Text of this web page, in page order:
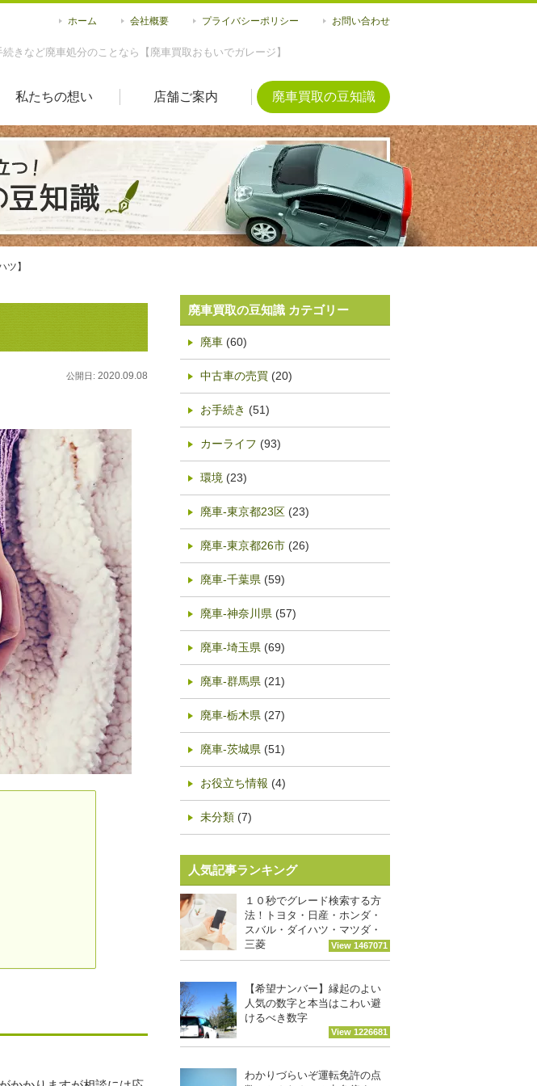
きなど廃車処分のことなら【廃車買取おもいでガレージ】
ホーム 会社概要 プライバシーポリシー お問い合わせ
私たちの想い 店舗ご案内 廃車買取の豆知識
ツ】
公開日: 2020.09.08
廃車買取の豆知識 カテゴリー
廃車 (60)
中古車の売買 (20)
お手続き (51)
カーライフ (93)
環境 (23)
廃車-東京都23区 (23)
廃車-東京都26市 (26)
廃車-千葉県 (59)
廃車-神奈川県 (57)
廃車-埼玉県 (69)
廃車-群馬県 (21)
廃車-栃木県 (27)
廃車-茨城県 (51)
お役立ち情報 (4)
未分類 (7)
人気記事ランキング
１０秒でグレード検索する方
法！トヨタ・日産・ホンダ・
スバル・ダイハツ・マツダ・
三菱
View 1467071
【希望ナンバー】縁起のよい
人気の数字と本当はこわい避
けるべき数字
View 1226681
わかりづらいぞ運転免許の点